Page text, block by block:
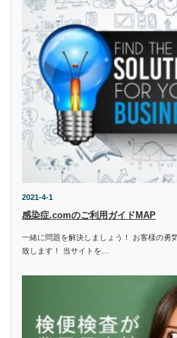
2021-4-1
感染症.comのご利用ガイドMAP
一緒に問題を解決しましょう！ お客様の勇
致します！ 当サイトを…